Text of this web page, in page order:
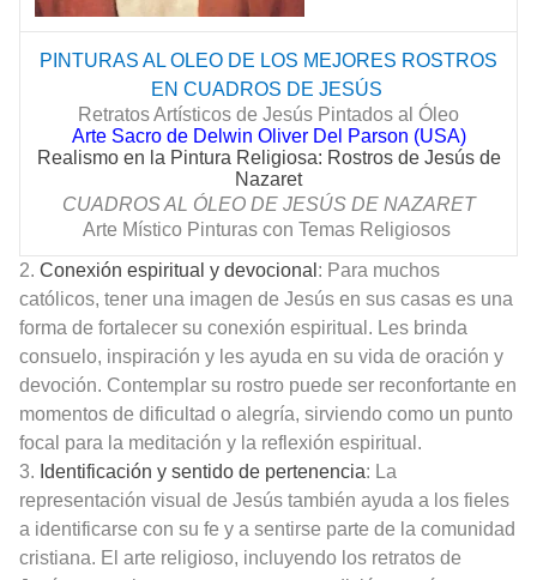
PINTURAS AL OLEO DE LOS MEJORES ROSTROS
EN CUADROS DE JESÚS
Retratos Artísticos de Jesús Pintados al Óleo
Arte Sacro de Delwin Oliver Del Parson (USA)
Realismo en la Pintura Religiosa: Rostros de Jesús de
Nazaret
CUADROS AL ÓLEO DE JESÚSDE NAZARET
Arte Místico Pinturas con Temas Religiosos
2. Conexión espiritual y devocional : Para muchos
católicos, tener una imagen de Jesús en sus casas es una
forma de fortalecer su conexión espiritual. Les brinda
consuelo, inspiración y les ayuda en su vida de oración y
devoción. Contemplar su rostro puede ser reconfortante en
momentos de dificultad o alegría, sirviendo como un punto
focal para la meditación y la reflexión espiritual.
3. Identificación y sentido de pertenencia: La
representación visual de Jesús también ayuda a los fieles
a identificarse con su fe y a sentirse parte de la comunidad
cristiana. El arte religioso, incluyendo los retratos de